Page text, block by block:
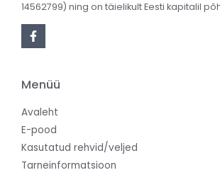
14562799) ning on täielikult Eesti kapitalil
Menüü
Avaleht
E-pood
Kasutatud rehvid/veljed
Tarneinformatsioon